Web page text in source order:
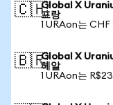
🇨🇭Global X
프랑
1 URAon는
🇧🇷Global X
헤알
1 URAon는